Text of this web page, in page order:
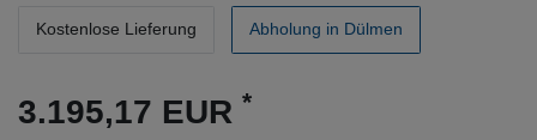
Kostenlose Lieferung Abholung in Dülmen
3.195,17 EUR *